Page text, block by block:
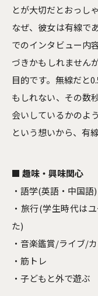
とが大切だとおっし
なぜ、彼女は有線で
でのインタビュー内
づきかもしれません
目的です。無線だと
もしれない、その数
会いしているかのよ
という想いから、有
■ 趣味・興味関心
・語学(英語・中国語)
・旅行(学生時代は
た)
・音楽鑑賞/ライブ/
・筋トレ
・子どもと外で遊ぶ